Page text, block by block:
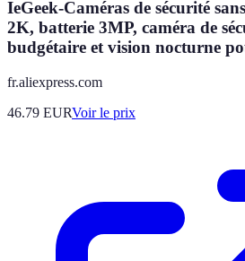
IeGeek-Caméras de sécurité
2K, batterie 3MP, caméra de
budgétaire et vision nocturne
fr.aliexpress.com
46.79 EURVoir le prix